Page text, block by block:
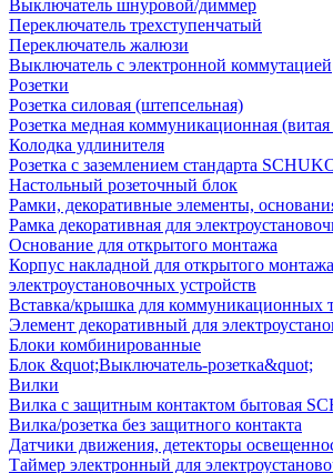
Выключатель шнуровой/диммер
Переключатель трехступенчатый
Переключатель жалюзи
Выключатель с электронной коммутацией
Розетки
Розетка силовая (штепсельная)
Розетка медная коммуникационная (витая
Колодка удлинителя
Розетка с заземлением стандарта
Настольный розеточный блок
Рамки, декоративные элементы,
Рамка декоративная для
Основание для открытого монтажа
Корпус накладной для открытого монтажа
электроустановочных устройств
Вставка/крышка для коммуникационных
Элемент декоративный для
Блоки комбинированные
Блок &quot;Выключатель-розетка&quot;
Вилки
Вилка с защитным контактом бытовая
Вилка/розетка без защитного контакта
Датчики движения, детекторы
Таймер электронный для